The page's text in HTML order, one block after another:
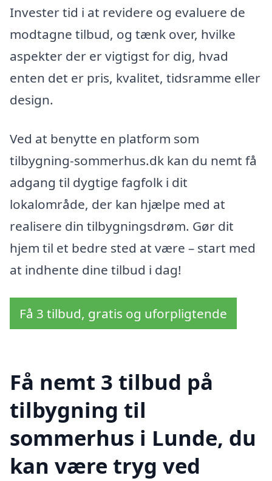
Invester tid i at revidere og evaluere de
modtagne tilbud, og tænk over, hvilke
aspekter der er vigtigst for dig, hvad
enten det er pris, kvalitet, tidsramme eller
design.
Ved at benytte en platform som
tilbygning-sommerhus.dk kan du nemt få
adgang til dygtige fagfolk i dit
lokalområde, der kan hjælpe med at
realisere din tilbygningsdrøm. Gør dit
hjem til et bedre sted at være – start med
at indhente dine tilbud i dag!
Få 3 tilbud, gratis og uforpligtende
Få nemt 3 tilbud på
tilbygning til
sommerhus i Lunde, du
kan være tryg ved